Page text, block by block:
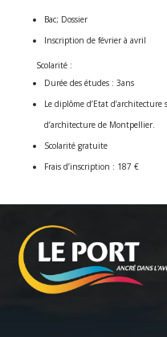
Bac; Dossier
Inscription de février à avril
Scolarité :
Durée des études : 3ans
Le diplôme d’Etat
d’architecture de Montpellier.
Scolarité gratuite
Frais d’inscription : 187 €